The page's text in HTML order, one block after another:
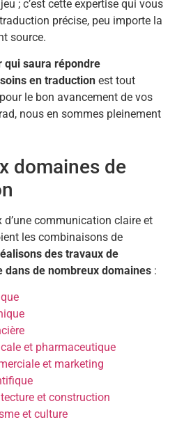
; c’est cette expertise qui vous
précise, peu importe la
source.
qui saura répondre
en traduction est tout
le bon avancement de vos
nous en sommes pleinement
domaines de
d’une communication claire et
les combinaisons de
des travaux de
dans de nombreux domaines :
et pharmaceutique
et marketing
et construction
et culture